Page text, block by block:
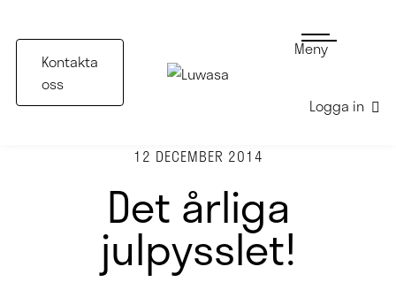
Kontakta
oss
Meny
Logga in
12 DECEMBER 2014
Det årliga
julpysslet!